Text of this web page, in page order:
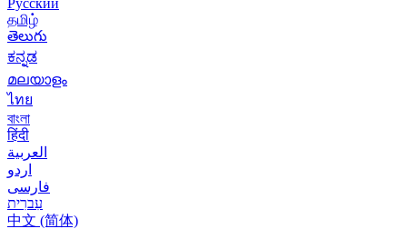
தமிழ்
తెలుగు
ಕನ್ನಡ
മലയാളം
ไทย
বাংলা
हिंदी
العربية
اردو
فارسی
עִברִית
中文 (简体)